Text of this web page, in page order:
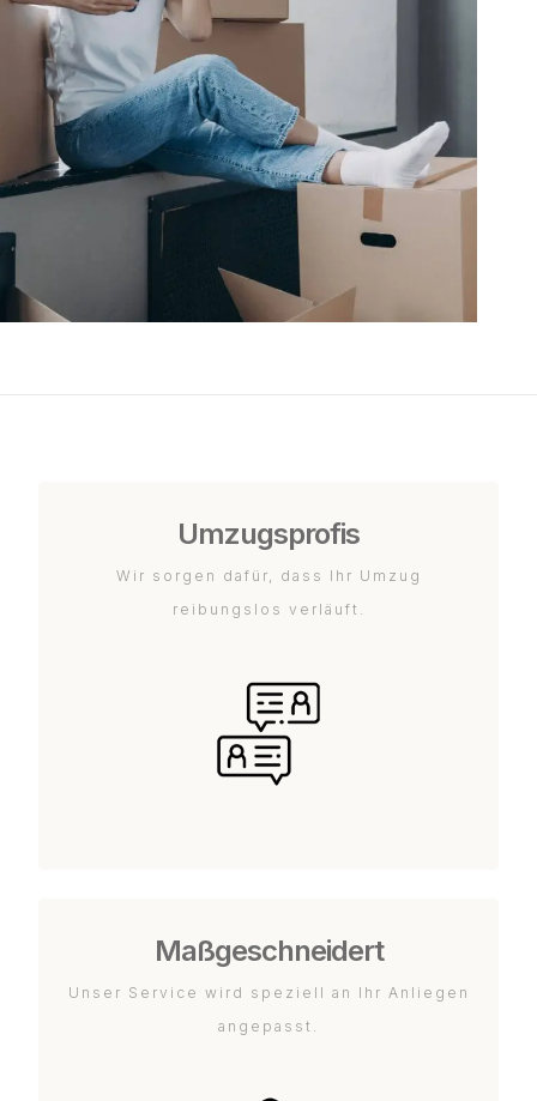
Umzugsprofis
Wir sorgen dafür, dass Ihr Umzug
reibungslos verläuft.
Maßgeschneidert
Unser Service wird speziell an Ihr Anliegen
angepasst.